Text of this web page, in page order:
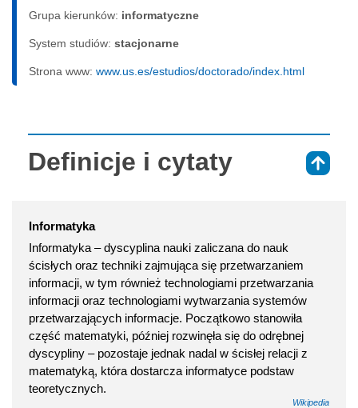
Grupa kierunków: informatyczne
System studiów: sta­cjo­nar­ne
Strona www: www.us.es/estudios/doctorado/index.html
Definicje i cytaty
Informatyka
Informatyka – dyscyplina nauki zaliczana do nauk
ścisłych oraz techniki zajmująca się przetwarzaniem
informacji, w tym również technologiami przetwarzania
informacji oraz technologiami wytwarzania systemów
przetwarzających informacje. Początkowo stanowiła
część matematyki, później rozwinęła się do odrębnej
dyscypliny – pozostaje jednak nadal w ścisłej relacji z
matematyką, która dostarcza informatyce podstaw
teoretycznych.
Wikipedia